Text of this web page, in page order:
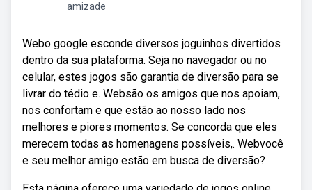
amizade
Webo google esconde diversos joguinhos divertidos
dentro da sua plataforma. Seja no navegador ou no
celular, estes jogos são garantia de diversão para se
livrar do tédio e. Websão os amigos que nos apoiam,
nos confortam e que estão ao nosso lado nos
melhores e piores momentos. Se concorda que eles
merecem todas as homenagens possíveis,. Webvocê
e seu melhor amigo estão em busca de diversão?